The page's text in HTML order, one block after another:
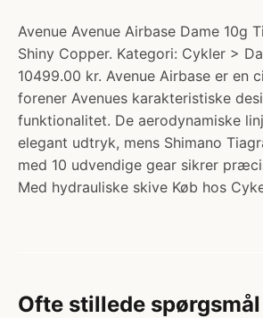
Avenue Avenue Airbase Dame 10g
Shiny Copper. Kategori: Cykler >
10499.00 kr. Avenue Airbase er en
forener Avenues karakteristiske
funktionalitet. De aerodynamiske
elegant udtryk, mens Shimano
med 10 udvendige gear sikrer
Med hydrauliske skive Køb hos
Ofte stillede spørgsmål